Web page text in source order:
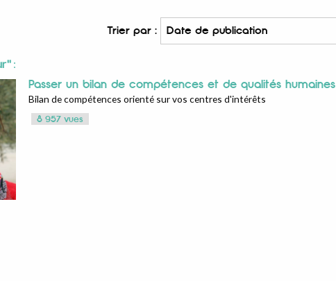
Trier par :
:
Passer un bilan de compétences et de qualités humaines
Bilan de compétences orienté sur vos centres d'intérêts
8 957 vues